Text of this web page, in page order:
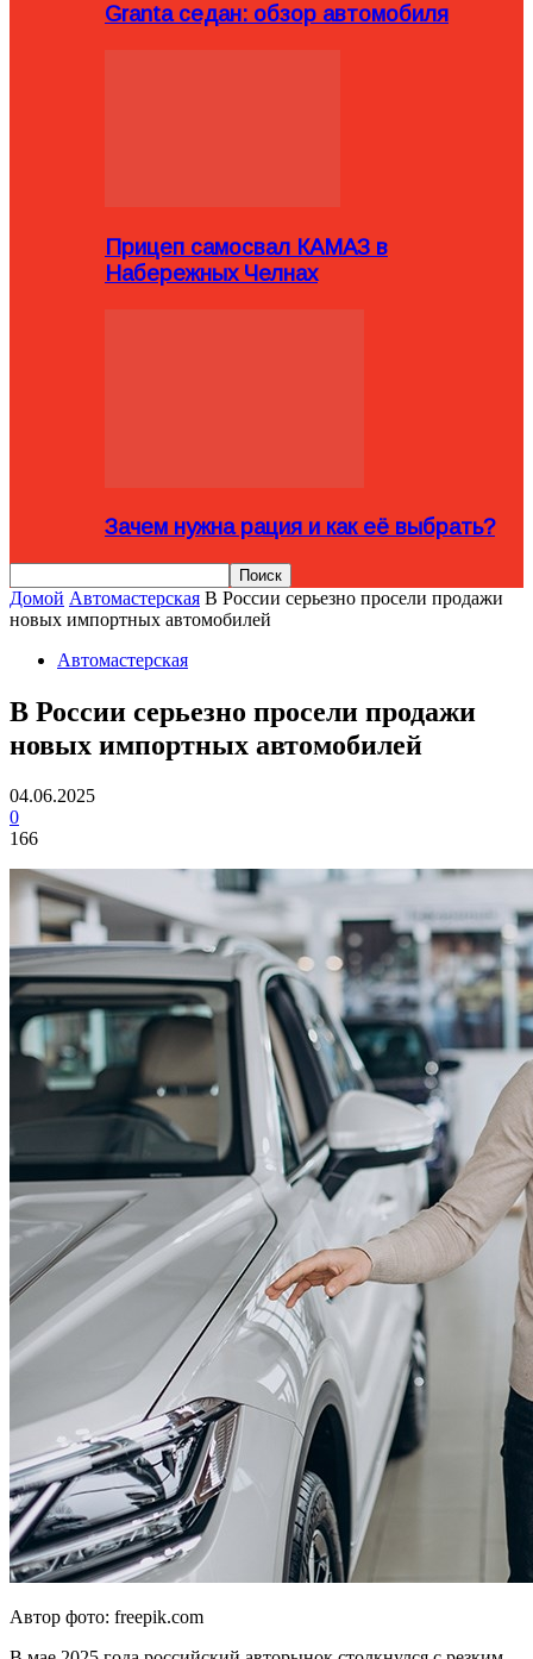
Granta седан: обзор автомобиля
Прицеп самосвал КАМАЗ в
Набережных Челнах
Зачем нужна рация и как её выбрать?
Домой Автомастерская В России серьезно просели продажи
новых импортных автомобилей
Автомастерская
В России серьезно просели продажи
новых импортных автомобилей
04.06.2025
0
166
Автор фото: freepik.com